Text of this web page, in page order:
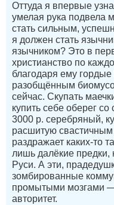
Оттуда я впервые
умелая рука подвела
стать сильным,
я должен стать
язычником? Это в
христианство по
благодаря ему
разобщённым
сейчас. Скупать
купить себе оберег
3000 р. серебряный,
расшитую
раздражает каких-то
лишь далёкие
Руси. А эти,
зомбированные
промытыми мозгами
авторитет.